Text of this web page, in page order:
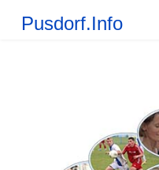
Pusdorf.Info